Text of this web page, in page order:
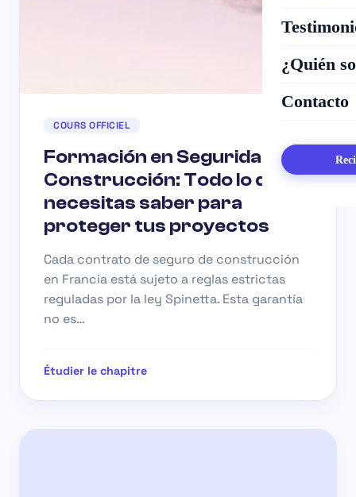
¿Quién
Contacto
COURS OFFICIEL
Formación en Seguridad en
Construcción: Todo lo que
necesitas saber para
proteger tus proyectos
Cada contrato de seguro de construcción
en Francia está sujeto a reglas estrictas
reguladas por la ley Spinetta. Esta garantía
no es…
Étudier le chapitre